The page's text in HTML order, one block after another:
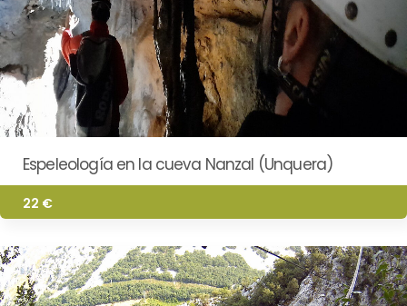
Espeleología en la cueva Nanzal (Unquera)
22 €